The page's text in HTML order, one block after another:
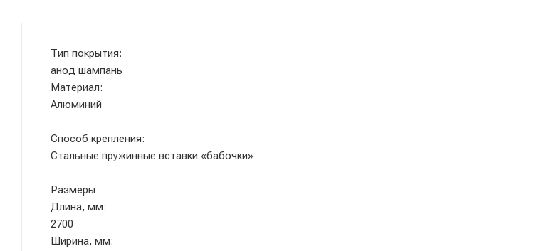
Тип покрытия:
анод шампань
Материал:
Алюминий
Способ крепления:
Стальные пружинные вставки «бабочки»
Размеры
Длина, мм:
2700
Ширина, мм: